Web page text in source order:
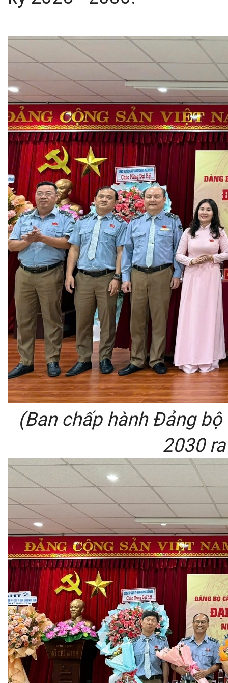
(Ban chấp hành Đảng
2030